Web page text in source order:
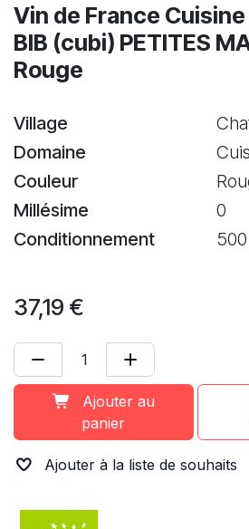
Vin de France
BIB (cubi) PETITES
Rouge
Village
Domaine
Couleur
Millésime
0
Conditionnement
37,19 €
Ajouter au
panier
Ajouter à la liste de souhaits